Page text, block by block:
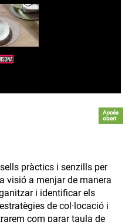
Accés
obert
pràctics i senzills per
visió a menjar de manera
i identificar els
de col·locació i
com parar taula de